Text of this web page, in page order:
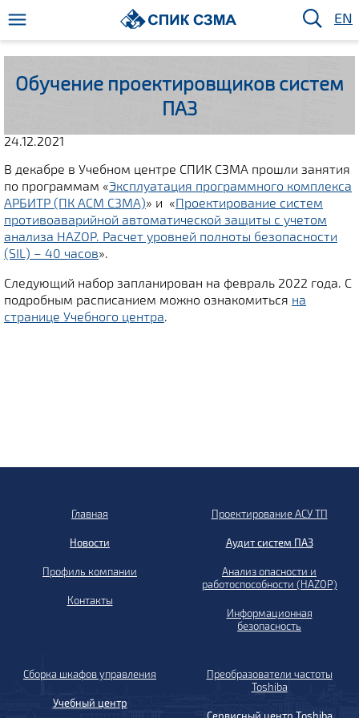
EN
Обучение проектировщиков систем
ПАЗ
24.12.2021
В декабре в Учебном центре СПИК СЗМА прошли занятия
по программам «Эксплуатация программного комплекса
АРБИТР (ПК АСМ СЗМА)» и «Проектирование систем
противоаварийной автоматической защиты с учетом
анализа HAZOP. Расчет уровней полноты безопасности
(SIL) – 40 часов».
Следующий набор запланирован на февраль 2022 года. С
подробным расписанием можно ознакомиться на
странице Учебного центра.
Главная
Новости
Профиль компании
Контакты
Проектирование АСУ ТП
Аудит систем ПАЗ
Анализ опасности и
работоспособности (HAZOP)
Информационная
безопасность
Сборка шкафов управления
Учебный центр
Преобразователи частоты
Toshiba